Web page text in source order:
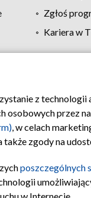
Zgłoś
Kariera w
z
przez
, w celach
zgody na
poszczególnych